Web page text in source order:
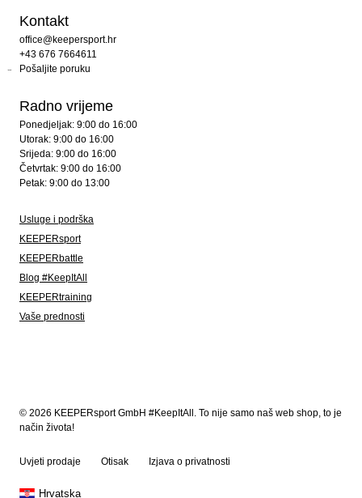
Kontakt
office@keepersport.hr
+43 676 7664611
Pošaljite poruku
Radno vrijeme
Ponedjeljak: 9:00 do 16:00
Utorak: 9:00 do 16:00
Srijeda: 9:00 do 16:00
Četvrtak: 9:00 do 16:00
Petak: 9:00 do 13:00
Usluge i podrška
KEEPERsport
KEEPERbattle
Blog #KeepItAll
KEEPERtraining
Vaše prednosti
© 2026 KEEPERsport GmbH #KeepItAll. To nije samo naš web shop, to je
način života!
Uvjeti prodaje Otisak Izjava o privatnosti
Hrvatska